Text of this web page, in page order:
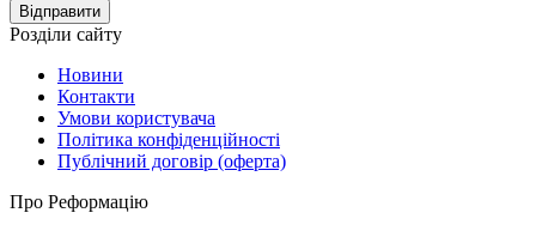
Розділи сайту
Новини
Контакти
Умови користувача
Політика конфіденційності
Публічний договір (оферта)
Про Реформацію